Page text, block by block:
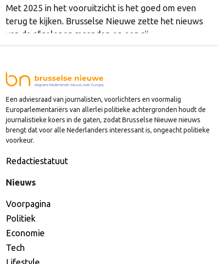
Met 2025 in het vooruitzicht is het goed om even
terug te kijken. Brusselse Nieuwe zette het nieuws
van de afgelopen maanden op een rij.
Een adviesraad van journalisten, voorlichters en voormalig
Europarlementariërs van allerlei politieke achtergronden houdt de
journalistieke koers in de gaten, zodat Brusselse Nieuwe nieuws
brengt dat voor alle Nederlanders interessant is, ongeacht politieke
voorkeur.
Redactiestatuut
Nieuws
Voorpagina
Politiek
Economie
Tech